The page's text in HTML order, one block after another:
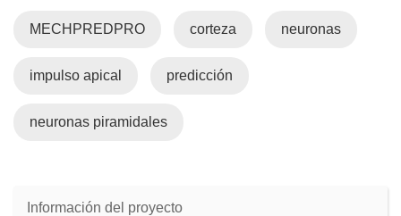
n
MECHPREDPRO corteza neuronas
impulso apical predicción
neuronas piramidales
Información del proyecto